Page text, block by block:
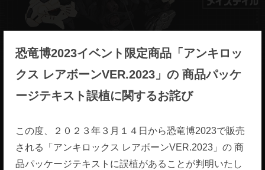
恐竜博2023イベント限定商品「アンキロッ
クス レアボーンVER.2023」の 商品パッケ
ージテキスト誤植に関するお詫び
この度、２０２３年３月１４日から恐竜博2023で販売
される「アンキロックス レアボーンVER.2023」の 商
品パッケージテキストに誤植があることが判明いたし